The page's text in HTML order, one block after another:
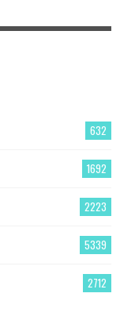
632
1692
2223
5339
2712